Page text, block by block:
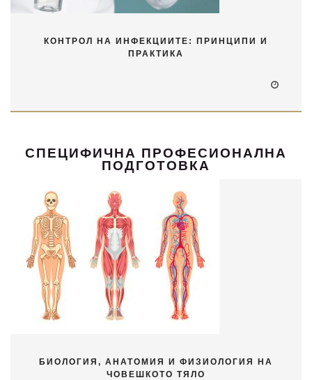
КОНТРОЛ НА ИНФЕКЦИИТЕ: ПРИНЦИПИ И
ПРАКТИКА
СПЕЦИФИЧНА ПРОФЕСИОНАЛНА
ПОДГОТОВКА
БИОЛОГИЯ, АНАТОМИЯ И ФИЗИОЛОГИЯ НА
ЧОВЕШКОТО ТЯЛО